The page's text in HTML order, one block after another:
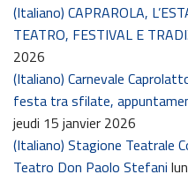
(Italiano) CAPRAROLA,
TEATRO, FESTIVAL E
2026
(Italiano) Carnevale
festa tra sfilate,
jeudi 15 janvier 2026
(Italiano) Stagione Teatrale
Teatro Don Paolo Stefani